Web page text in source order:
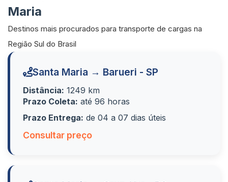
Maria
Destinos mais procurados para transporte de cargas na
Região Sul do Brasil
Santa Maria → Barueri - SP
Distância: 1249 km
Prazo Coleta: até 96 horas
Prazo Entrega: de 04 a 07 dias úteis
Consultar preço